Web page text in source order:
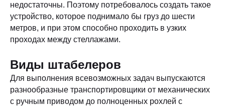
недостаточны. Поэтому потребовалось создать такое
устройство, которое поднимало бы груз до шести
метров, и при этом способно проходить в узких
проходах между стеллажами.
Виды штабелеров
Для выполнения всевозможных задач выпускаются
разнообразные транспортировщики от механических
с ручным приводом до полноценных рохлей с